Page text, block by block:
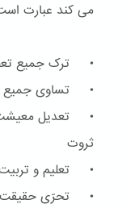
می کند عبارت
• ترک جمیع
• تساوی جمیع
• تعدیل معیشت
ثروت
• تعلیم و
• تحرّی حقیقت